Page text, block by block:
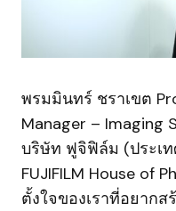
พรมมินทร์ ชราเขต
Manager – Imaging
บริษัท ฟูจิฟิล์ม (ประเ
FUJIFILM House of
ตั้งใจของเราที่อยากส